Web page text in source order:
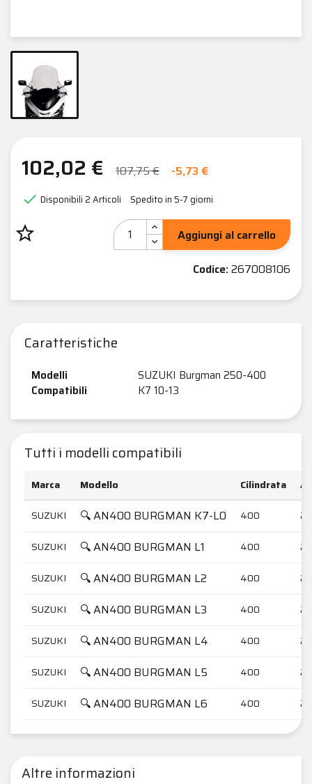
102,02 € 107,75 € -5,73 €
 Disponibili2 Articoli Spedito in 5-7 giorni
star_border
Aggiungi al carrello
Codice:267008106
Caratteristiche
Modelli
Compatibili
SUZUKI Burgman 250-400
K7 10-13
Tutti i modelli compatibili
Marca Modello Cilindrata
SUZUKI
🔍 AN400 BURGMAN K7-L0 400
SUZUKI 🔍 AN400 BURGMAN L1 400
SUZUKI 🔍 AN400 BURGMAN L2 400
SUZUKI 🔍 AN400 BURGMAN L3 400
SUZUKI 🔍 AN400 BURGMAN L4 400
SUZUKI 🔍 AN400 BURGMAN L5 400
SUZUKI 🔍 AN400 BURGMAN L6 400
Altre informazioni